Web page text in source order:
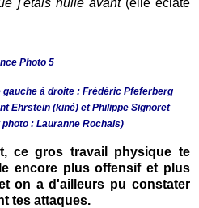
j'étais nulle avant(elle éclate
à droite : Frédéric Pfeferberg
Ehrstein (kiné) et Philippe Signoret
: Lauranne Rochais)
ce gros travail physique te
encore plus offensif et plus
on a d'ailleurs pu constater
tes attaques.